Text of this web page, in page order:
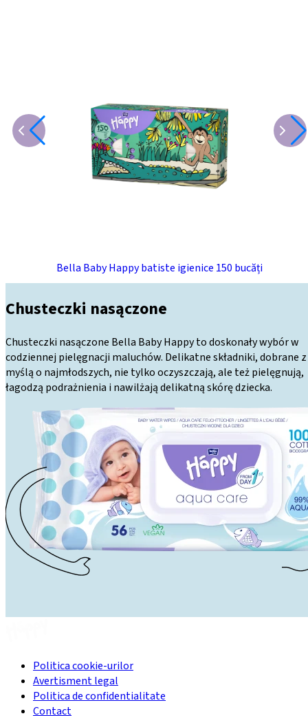
Bella Baby Happy batiste igienice 150 bucăți
Chusteczki nasączone
Chusteczki nasączone Bella Baby Happy to doskonały wybór w
codziennej pielęgnacji maluchów. Delikatne składniki, dobrane z
myślą o najmłodszych, nie tylko oczyszczają, ale też pielęgnują,
łagodzą podrażnienia i nawilżają delikatną skórę dziecka.
Politica cookie-urilor
Avertisment legal
Politica de confidentialitate
Contact